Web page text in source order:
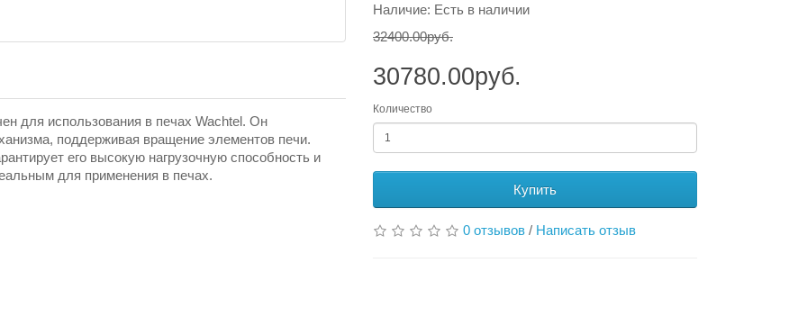
для использования в печах Wachtel. Он
поддерживая вращение элементов печи.
его высокую нагрузочную способность и
для применения в печах.
Наличие: Есть в наличии
32400.00руб.
30780.00руб.
Количество
Купить
0 отзывов / Написать отзыв